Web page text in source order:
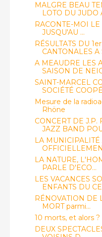
MALGRE BEAU
LOTO DU JUDO
RACONTE-MOI
JUSQU'AU ...
RÉSULTATS DU
CANTONALES A
A MEAUDRE LES
SAISON DE
SAINT-MARCEL
SOCIÉTÉ
Mesure de la
Rhöne
CONCERT DE J.P.
JAZZ BAND
LA
LA NATURE,
PARLE D'ECO...
LES VACANCES
ENFANTS DU
RÉNOVATION DE
MORT parmi...
10 morts, et alors ?
DEUX